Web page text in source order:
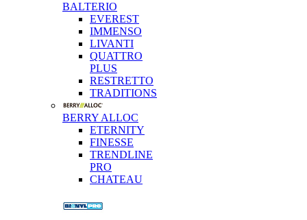
BALTERIO
EVEREST
IMMENSO
LIVANTI
QUATTRO
PLUS
RESTRETTO
TRADITIONS
BERRY ALLOC
ETERNITY
FINESSE
TRENDLINE
PRO
CHATEAU